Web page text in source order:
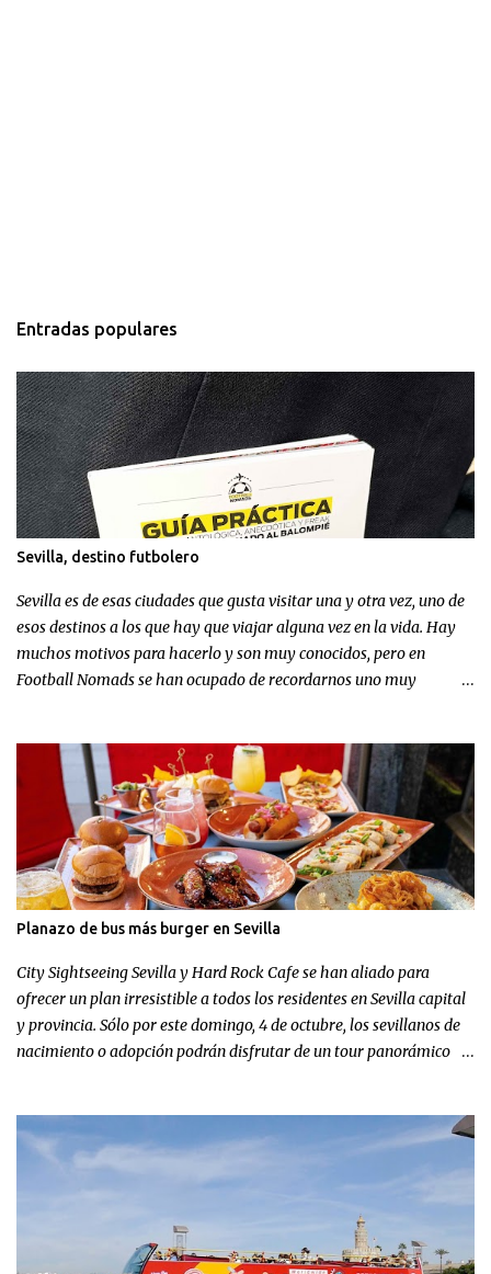
Entradas populares
Sevilla, destino futbolero
Sevilla es de esas ciudades que gusta visitar una y otra vez, uno de
esos destinos a los que hay que viajar alguna vez en la vida. Hay
muchos motivos para hacerlo y son muy conocidos, pero en
Football Nomads se han ocupado de recordarnos uno muy
Planazo de bus más burger en Sevilla
City Sightseeing Sevilla y Hard Rock Cafe se han aliado para
ofrecer un plan irresistible a todos los residentes en Sevilla capital
y provincia. Sólo por este domingo, 4 de octubre, los sevillanos de
nacimiento o adopción podrán disfrutar de un tour panorámico